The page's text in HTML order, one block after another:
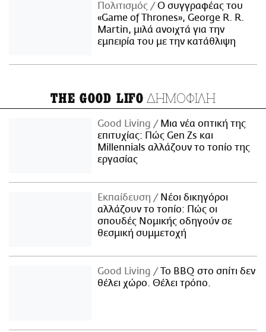
Πολιτισμός
Ο συγγραφέας του
«Game of Thrones», George R. R.
Martin, μιλά ανοιχτά για την
εμπειρία του με την κατάθλιψη
THE GOOD LIFO ΔΗΜΟΦΙΛΗ
Good Living
Μια νέα οπτική της
επιτυχίας: Πώς Gen Zs και
Millennials αλλάζουν το τοπίο της
εργασίας
Εκπαίδευση
Νέοι δικηγόροι
αλλάζουν το τοπίο: Πώς οι
σπουδές Νομικής οδηγούν σε
θεσμική συμμετοχή
Good Living
Το BBQ στο σπίτι δεν
θέλει χώρο. Θέλει τρόπο.